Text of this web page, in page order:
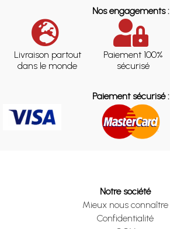
Nos engagements :
Livraison partout
dans le monde
Paiement 100%
sécurisé
Paiement sécurisé :
Notre société
Mieux nous connaître
Confidentialité